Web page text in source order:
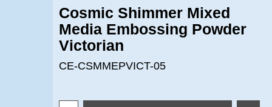
Cosmic Shimmer Mixed
Media Embossing Powder
Victorian
CE-CSMMEPVICT-05